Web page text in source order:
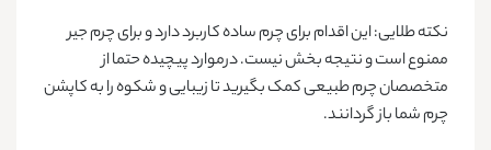
نکته طلایی:این اقدام برای چرم ساده کاربرد دارد و برای چرم جیر
ممنوع است و نتیجه بخش نیست. درموارد پیچیده حتما از
متخصصان چرم طبیعی کمک بگیرید تا زیبایی و شکوه را به کاپشن
چرم شما باز گردانند.